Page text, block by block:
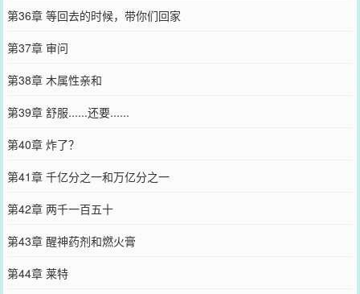
第36章 等回去的时候，带你们回家
第37章 审问
第38章 木属性亲和
第39章 舒服......还要......
第40章 炸了？
第41章 千亿分之一和万亿分之一
第42章 两千一百五十
第43章 醒神药剂和燃火膏
第44章 莱特